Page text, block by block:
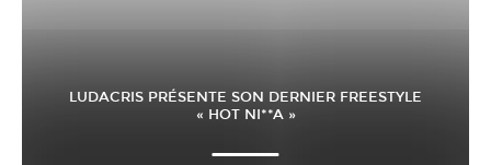
LUDACRIS PRÉSENTE SON DERNIER FREESTYLE
« HOT NI**A »